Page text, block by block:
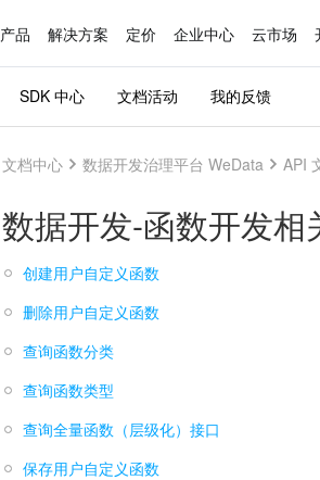
产品 解决方案 定价 企业中心 云市场
SDK 中心 文档活动 我的反馈
文档中心 数据开发治理平台 WeData API
数据开发-函数开发相
创建用户自定义函数
删除用户自定义函数
查询函数分类
查询函数类型
查询全量函数（层级化）接口
保存用户自定义函数